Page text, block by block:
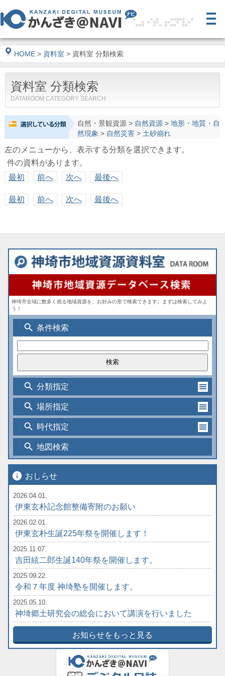
HOME > 資料室 > 資料室 分類検索
資料室 分類検索
DATAROOM CATEGORY SEARCH
自然・景観資源> 自然資源> 地形・地質・自
然現象 > 自然災害> 土砂崩れ
左のメニューから、表示する分類を選択できます。
件の資料があります。
最初
前へ 次へ 最後へ
最初 前へ 次へ 最後へ
神埼市全域に数多く残る地域資源を、お好みの形で検索できます。まずは検索してみよ
う！
search 条件検索
search 分類指定
search 場所指定
search 時代指定
search 地図検索
info おしらせ
2026.04.01.
伊東玄朴記念館整備寄附のお願い
2026.02.01.
伊東玄朴生誕225年祭を開催します！
2025.11.07.
吉田絃二郎生誕140年祭を開催します。
2025.09.22.
令和７年度 神埼塾を開催します。
2025.05.10.
神埼郷土研究会の総会において講演を行いました
お知らせをもっと見る